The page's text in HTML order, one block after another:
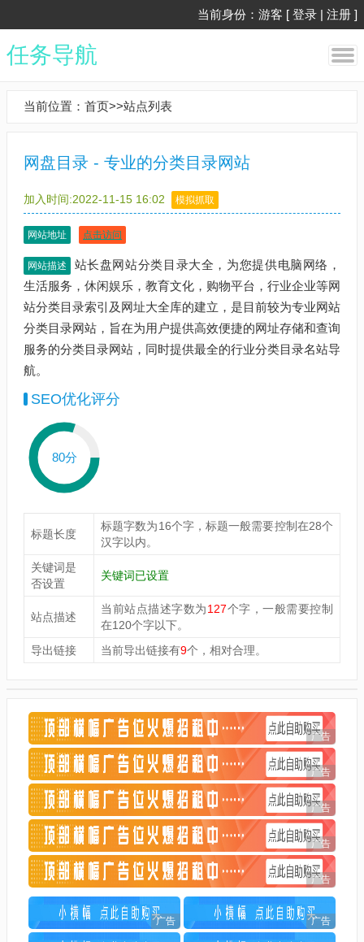
当前身份：游客 [ 登录 | 注册 ]
任务导航
当前位置： 首页>>站点列表
网盘目录 - 专业的分类目录网站
加入时间:2022-11-15 16:02 模拟抓取
网站地址 点击访问
网站描述
站长盘网站分类目录大全，为您提供电脑网络，
生活服务，休闲娱乐，教育文化，购物平台，行业企业等网
站分类目录索引及网址大全库的建立，是目前较为专业网站
分类目录网站，旨在为用户提供高效便捷的网址存储和查询
服务的分类目录网站，同时提供最全的行业分类目录名站导
航。
SEO优化评分
80分
标题长度
标题字数为16个字，标题一般需要控制在28个
汉字以内。
关键词是
否设置
关键词已设置
站点描述
当前站点描述字数为127个字，一般需要控制
在120个字以下。
导出链接
当前导出链接有9个，相对合理。